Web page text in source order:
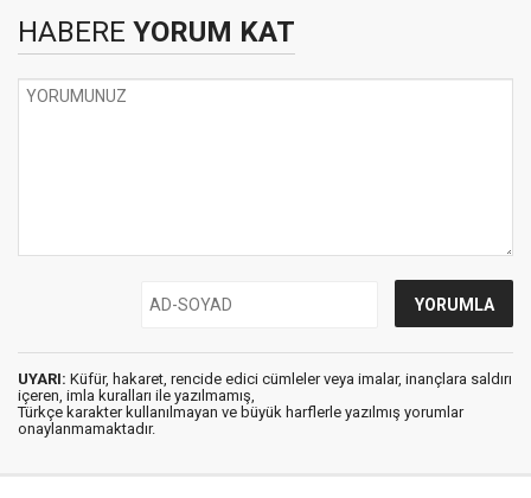
HABERE YORUM KAT
UYARI: Küfür, hakaret, rencide edici cümleler veya imalar, inançlara saldırı
içeren, imla kuralları ile yazılmamış,
Türkçe karakter kullanılmayan ve büyük harflerle yazılmış yorumlar
onaylanmamaktadır.